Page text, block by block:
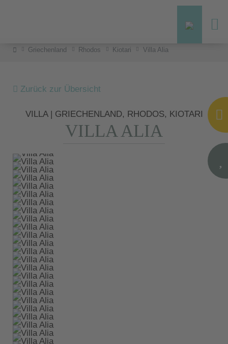
Griechenland Rhodos Kiotari Villa Alia
Zurück zur Übersicht
VILLA | GRIECHENLAND, RHODOS, KIOTARI
VILLA ALIA